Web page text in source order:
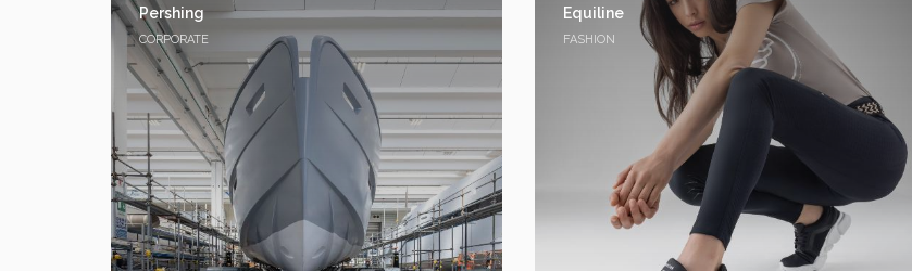
Pershing
CORPORATE
Equiline
FASHION